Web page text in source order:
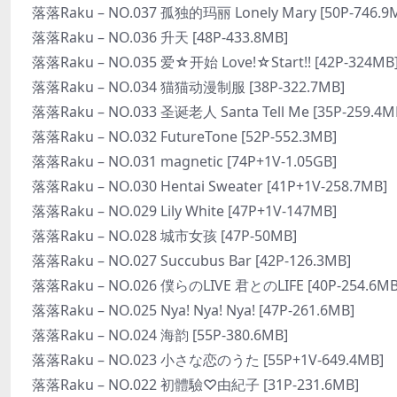
落落Raku – NO.037 孤独的玛丽 Lonely Mary [50P-
落落Raku – NO.036 升天 [48P-433.8MB]
落落Raku – NO.035 爱☆开始 Love!☆Start!! [42P-324MB]
落落Raku – NO.034 猫猫动漫制服 [38P-322.7MB]
落落Raku – NO.033 圣诞老人 Santa Tell Me [35P-
落落Raku – NO.032 FutureTone [52P-552.3MB]
落落Raku – NO.031 magnetic [74P+1V-1.05GB]
落落Raku – NO.030 Hentai Sweater [41P+1V-258.7MB]
落落Raku – NO.029 Lily White [47P+1V-147MB]
落落Raku – NO.028 城市女孩 [47P-50MB]
落落Raku – NO.027 Succubus Bar [42P-126.3MB]
落落Raku – NO.026 僕らのLIVE 君とのLIFE [40P-
落落Raku – NO.025 Nya! Nya! Nya! [47P-261.6MB]
落落Raku – NO.024 海韵 [55P-380.6MB]
落落Raku – NO.023 小さな恋のうた [55P+1V-649.4MB]
落落Raku – NO.022 初體驗♡由紀子 [31P-231.6MB]